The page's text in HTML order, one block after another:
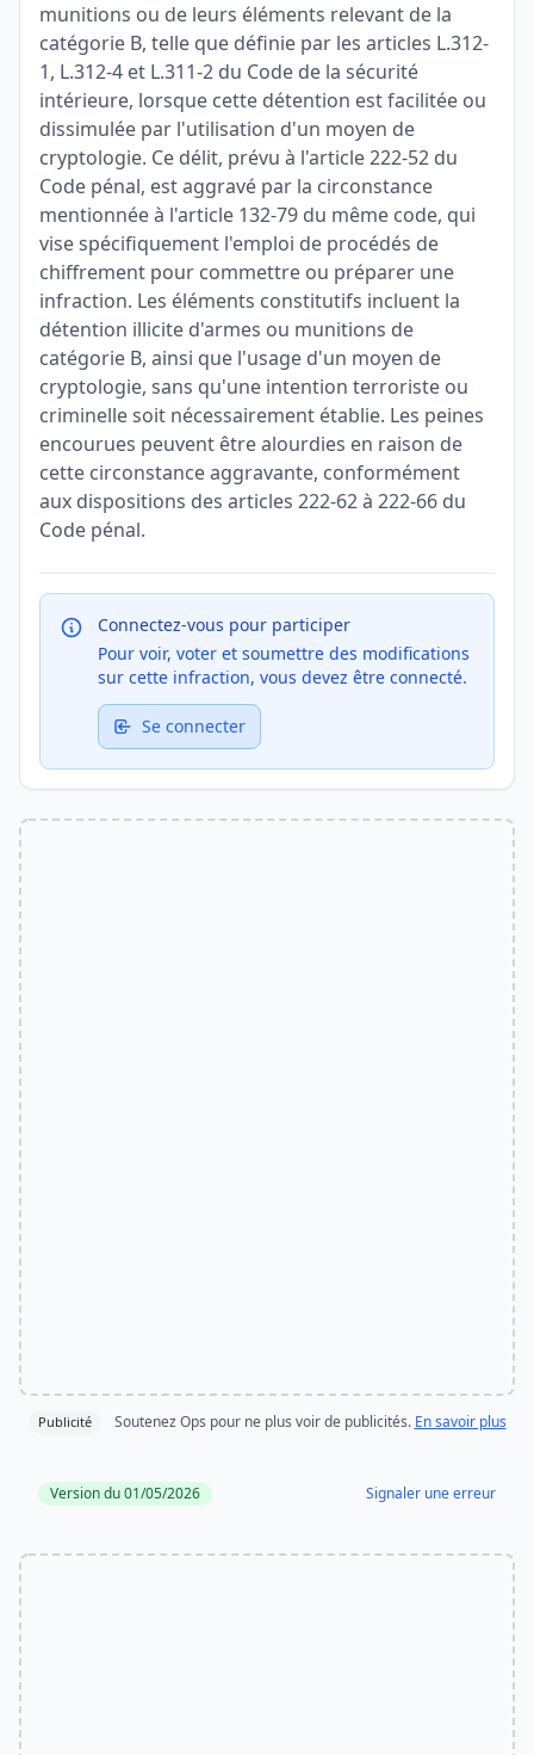
munitions ou de leurs éléments relevant de la
catégorie B, telle que définie par les articles L.312-
1, L.312-4 et L.311-2 du Code de la sécurité
intérieure, lorsque cette détention est facilitée ou
dissimulée par l'utilisation d'un moyen de
cryptologie. Ce délit, prévu à l'article 222-52 du
Code pénal, est aggravé par la circonstance
mentionnée à l'article 132-79 du même code, qui
vise spécifiquement l'emploi de procédés de
chiffrement pour commettre ou préparer une
infraction. Les éléments constitutifs incluent la
détention illicite d'armes ou munitions de
catégorie B, ainsi que l'usage d'un moyen de
cryptologie, sans qu'une intention terroriste ou
criminelle soit nécessairement établie. Les peines
encourues peuvent être alourdies en raison de
cette circonstance aggravante, conformément
aux dispositions des articles 222-62 à 222-66 du
Code pénal.
Connectez-vous pour participer
Pour voir, voter et soumettre des modifications
sur cette infraction, vous devez être connecté.
Se connecter
Publicité Soutenez Ops pour ne plus voir de publicités. En savoir plus
Version du 01/05/2026 Signaler une erreur